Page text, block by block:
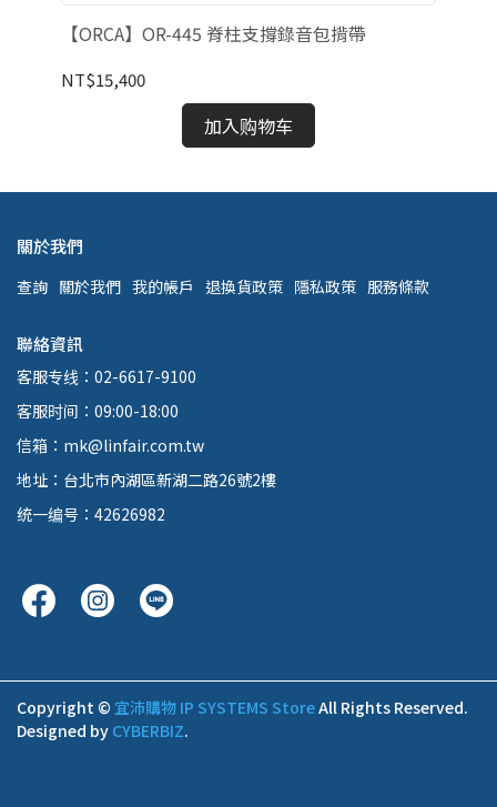
【ORCA】OR-445 脊柱支撐錄音包揹帶
NT$15,400
加入购物车
關於我們
查詢 關於我們 我的帳戶 退換貨政策 隱私政策 服務條款
聯絡資訊
客服专线：02-6617-9100
客服时间：09:00-18:00
信箱：mk@linfair.com.tw
地址：台北市內湖區新湖二路26號2樓
统一编号：42626982
Copyright © 宜沛購物 IP SYSTEMS StoreAll Rights Reserved.
Designed by CYBERBIZ.